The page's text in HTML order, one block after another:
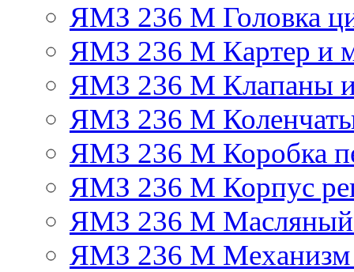
ЯМЗ 236 М Головка
ЯМЗ 236 М Картер и
ЯМЗ 236 М Клапаны и
ЯМЗ 236 М
ЯМЗ 236 М Коробка
ЯМЗ 236 М Корпус
ЯМЗ 236 М Масляный
ЯМЗ 236 М Механизм